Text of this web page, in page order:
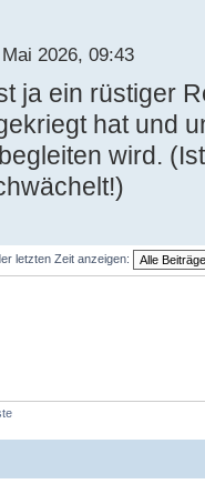
2026, 09:43
ja ein rüstiger
hat und
wird.
letzten Zeit anzeigen: